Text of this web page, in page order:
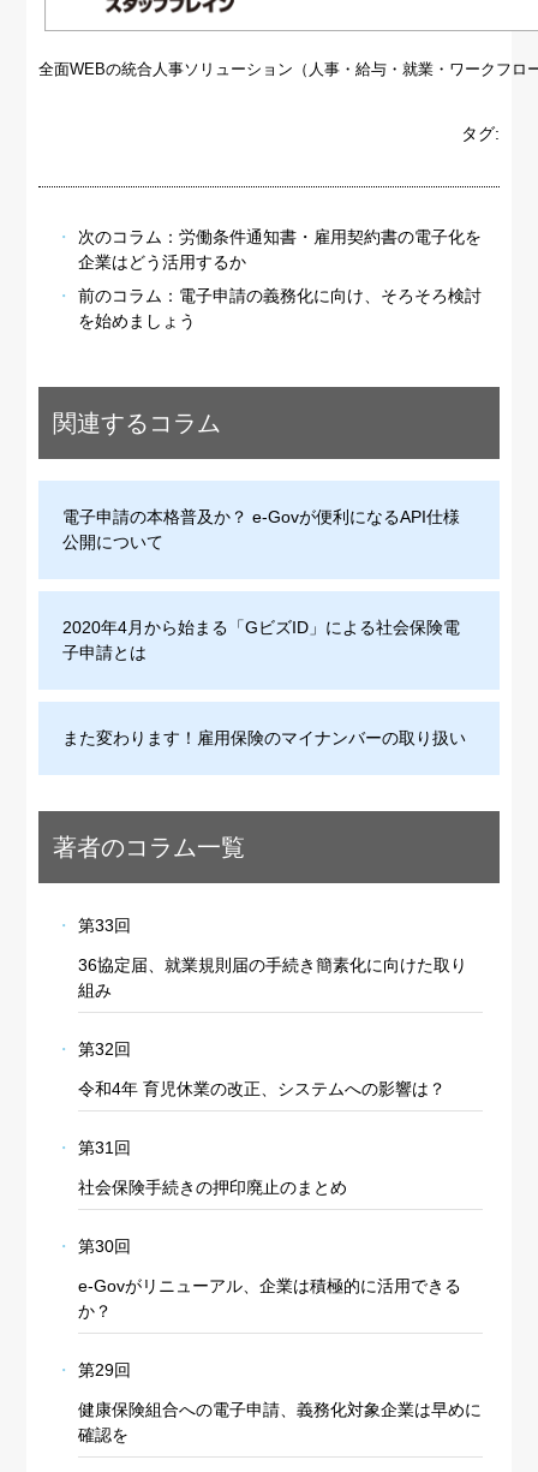
全面WEBの統合人事ソリューション（人事・給与・就業・ワークフロ
タグ:
次のコラム： 労働条件通知書・雇用契約書の電子化を
企業はどう活用するか
前のコラム： 電子申請の義務化に向け、そろそろ検討
を始めましょう
関連するコラム
電子申請の本格普及か？ e-Govが便利になるAPI仕様
公開について
2020年4月から始まる「GビズID」による社会保険電
子申請とは
また変わります！雇用保険のマイナンバーの取り扱い
著者のコラム一覧
第33回
36協定届、就業規則届の手続き簡素化に向けた取り
組み
第32回
令和4年 育児休業の改正、システムへの影響は？
第31回
社会保険手続きの押印廃止のまとめ
第30回
e-Govがリニューアル、企業は積極的に活用できる
か？
第29回
健康保険組合への電子申請、義務化対象企業は早めに
確認を